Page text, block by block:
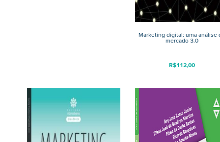
Marketing digital: uma análise
mercado 3.0
R$112,00